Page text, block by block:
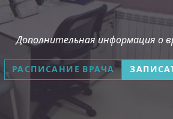
Дополнительная информация о
РАСПИСАНИЕ ВРАЧА